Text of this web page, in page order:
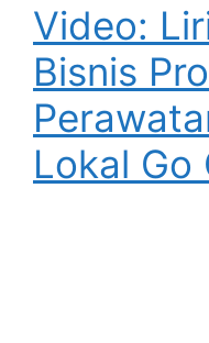
Video:
Bisnis
Lokal Go